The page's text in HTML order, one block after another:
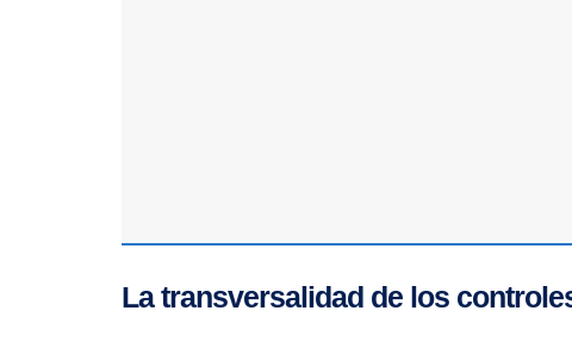
La transversalidad de los